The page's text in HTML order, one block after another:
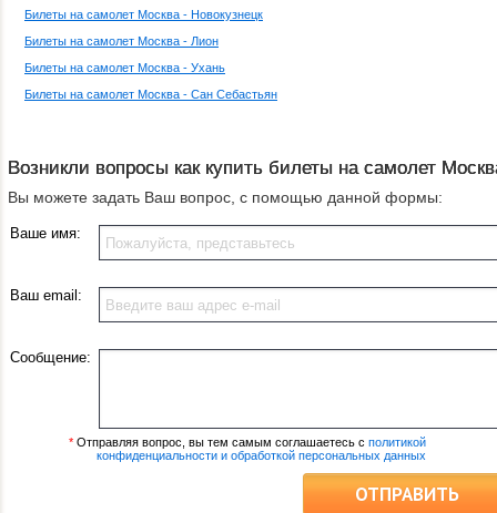
Билеты на самолет Москва - Новокузнецк
Билеты на самолет Москва - Лион
Билеты на самолет Москва - Ухань
Билеты на самолет Москва - Сан Себастьян
Возникли вопросы как купить билеты на самолет
Вы можете задать Ваш вопрос, с помощью данной формы:
Ваше имя:
Ваш email:
Сообщение:
* Отправляя вопрос, вы тем самым соглашаетесь с политикой
конфиденциальности и обработкой персональных данных
ОТПРАВИТЬ